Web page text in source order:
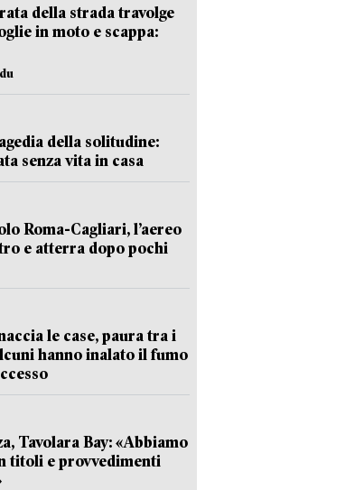
della strada travolge
in moto e scappa:
della solitudine:
senza vita in casa
Roma-Cagliari, l’aereo
e atterra dopo pochi
le case, paura tra i
hanno inalato il fumo
Tavolara Bay: «Abbiamo
titoli e provvedimenti